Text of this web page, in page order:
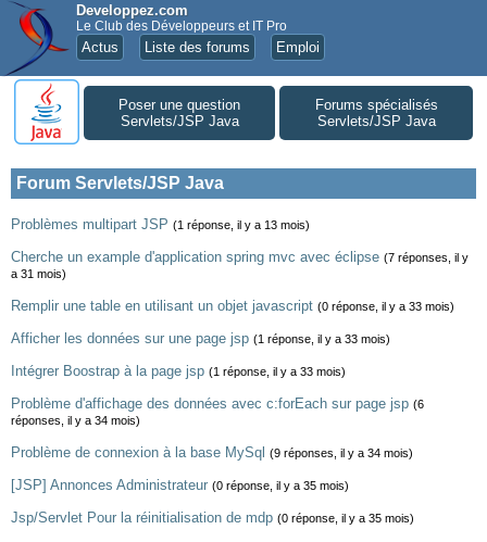
Developpez.com
Le Club des Développeurs et IT Pro
Actus Liste des forums Emploi
Poser une question
Servlets/JSP Java
Forums spécialisés
Servlets/JSP Java
Forum Servlets/JSP Java
Problèmes multipart JSP (1 réponse, il y a 13 mois)
Cherche un example d'application spring mvc avec éclipse (7 réponses, il y
a 31 mois)
Remplir une table en utilisant un objet javascript (0 réponse, il y a 33 mois)
Afficher les données sur une page jsp (1 réponse, il y a 33 mois)
Intégrer Boostrap à la page jsp (1 réponse, il y a 33 mois)
Problème d'affichage des données avec c:forEach sur page jsp (6
réponses, il y a 34 mois)
Problème de connexion à la base MySql (9 réponses, il y a 34 mois)
[JSP] Annonces Administrateur (0 réponse, il y a 35 mois)
Jsp/Servlet Pour la réinitialisation de mdp (0 réponse, il y a 35 mois)